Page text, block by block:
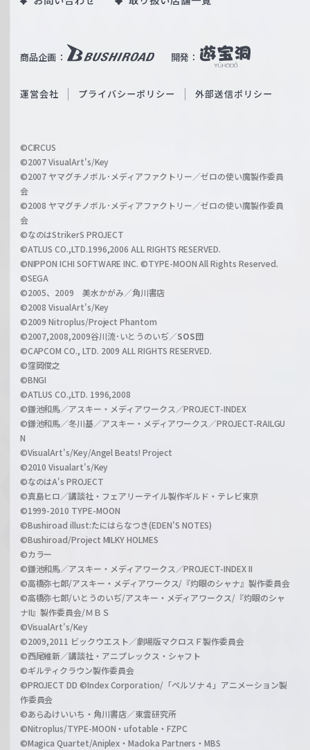
W
ß
c
a
r
z
商品企画： 開発：
b
O
i
l
h
a
n
l
運営会社 プライバシーポリシー 外部送信ポリシー
©CIRCUS
©2007 VisualArt's/Key
©2007 ヤマグチノボル･メディアファクトリー／ゼロの使い魔製作委員
会
©2008 ヤマグチノボル･メディアファクトリー／ゼロの使い魔製作委員
会
©なのはStrikerS PROJECT
©ATLUS CO.,LTD.1996,2006 ALL RIGHTS RESERVED.
©NIPPON ICHI SOFTWARE INC. ©TYPE-MOON All Rights Reserved.
©SEGA
©2005、2009 美水かがみ／角川書店
©2008 VisualArt's/Key
©2009 Nitroplus/Project Phantom
©2007,2008,2009谷川流･いとうのいぢ／SOS団
©CAPCOM CO., LTD. 2009 ALL RIGHTS RESERVED.
©窪岡俊之
©BNGI
©ATLUS CO.,LTD. 1996,2008
©鎌池和馬／アスキー・メディアワークス／PROJECT-INDEX
©鎌池和馬／冬川基／アスキー・メディアワークス／PROJECT-RAILGU
N
©VisualArt's/Key/Angel Beats! Project
©2010 Visualart's/Key
©なのはA's PROJECT
©真島ヒロ／講談社・フェアリーテイル製作ギルド・テレビ東京
©1999-2010 TYPE-MOON
©Bushiroad illust:たにはらなつき(EDEN'S NOTES)
©Bushiroad/Project MILKY HOLMES
©カラー
©鎌池和馬／アスキー・メディアワークス／PROJECT-INDEX II
©高橋弥七郎/アスキー・メディアワークス/『灼眼のシャナ』製作委員会
©高橋弥七郎/いとうのいぢ/アスキー・メディアワークス/『灼眼のシャ
ナII』製作委員会/ＭＢＳ
©VisualArt's/Key
©2009,2011 ビックウエスト／劇場版マクロスＦ製作委員会
©西尾維新／講談社・アニプレックス・シャフト
©ギルティクラウン製作委員会
©PROJECT DD ©Index Corporation/「ペルソナ４」アニメーション製
作委員会
©あらゐけいいち・角川書店／東雲研究所
©Nitroplus/TYPE-MOON・ufotable・FZPC
©Magica Quartet/Aniplex・Madoka Partners・MBS